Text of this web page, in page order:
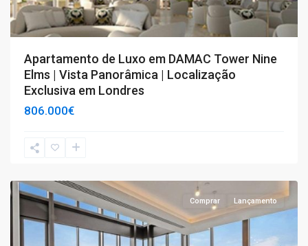
Apartamento de Luxo em DAMAC Tower Nine
Elms | Vista Panorâmica | Localização
Exclusiva em Londres
806.000€
T4+
Comprar Lançamento